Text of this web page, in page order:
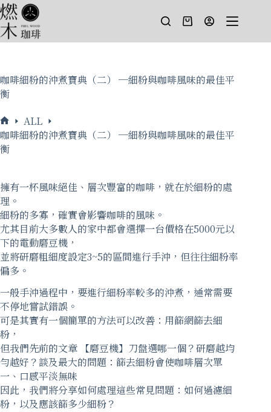
跳
至
主
容
購
物
咖啡細粉的沖煮寶典（二） ─細粉與咖啡風味的最佳平
衡
Fuelwood
Coffee
燃
木
珈
琲
研
究
所
ALL
咖啡細粉的沖煮寶典（二） ─細粉與咖啡風味的最佳平
衡
擁有一杯風味絕佳、層次豐富的咖啡，就在於細粉的處
理。
細粉的多寡，確實會影響咖啡的風味。
尤其目前大多數人的家中都會選擇一台價格在5000元以
下的電動磨豆機，
並將研磨粗細度設定3~5的區間進行手沖，但往往細粉率
偏多。
一般手沖過程中，要進行細粉率較多的沖煮，通常需要
不停地嘗試錯誤。
可是其實有一個簡單的方法可以改善：用篩網篩去細
粉，
但我們先前的文章
【磨豆機】刀盤選哪一個？研磨越均
勻越好？談及最大的問題：篩去細粉會使咖啡層次單
一、口感平淡無味
因此，我們將分享如何處理這些常見問題：如何過濾細
粉，以及應該篩多少細粉？